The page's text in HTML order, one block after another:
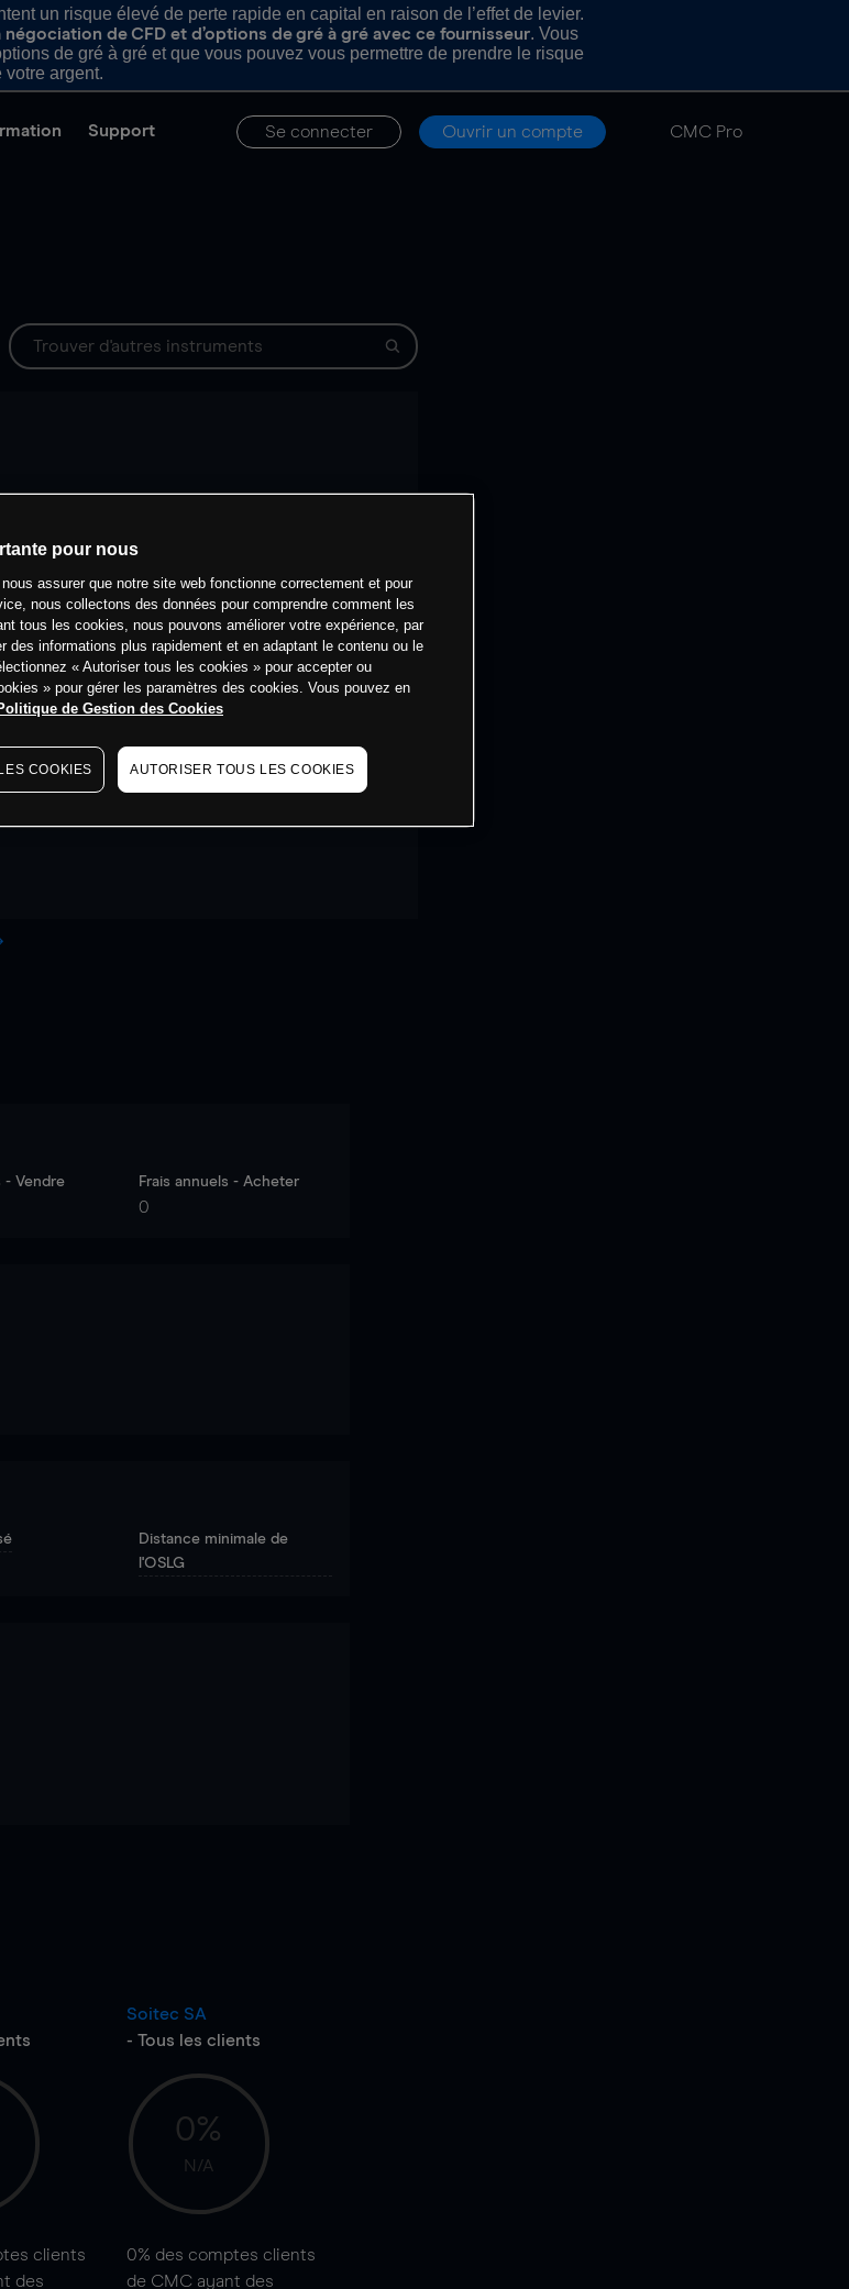
un risque élevé de perte rapide en capital en raison de l’effet de levier.
de CFD et d’options de gré à gré avec ce fournisseur. Vous
de gré à gré et que vous pouvez vous permettre de prendre le risque
votre argent.
Support Se connecter Ouvrir un compte CMC Pro
- Vendre Frais annuels - Acheter
0
Distance minimale de
l'OSLG
clients
des
Soitec SA
- Tous les clients
0%
N/A
0% des comptes clients
de CMC ayant des
pour nous
assurer que notre site web fonctionne correctement et pour
nous collectons des données pour comprendre comment les
tous les cookies, nous pouvons améliorer votre expérience, par
des informations plus rapidement et en adaptant le contenu ou le
« Autoriser tous les cookies » pour accepter ou
» pour gérer les paramètres des cookies. Vous pouvez en
de Gestion des Cookies
COOKIES AUTORISER TOUS LES COOKIES